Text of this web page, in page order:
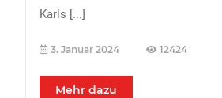
Karls [...]
3. Januar 2024 12424
Mehr dazu